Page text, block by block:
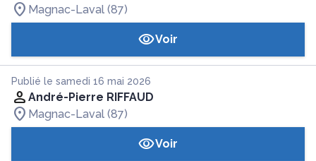
Magnac-Laval (87)
Voir
Publié le samedi 16 mai 2026
André-Pierre RIFFAUD
Magnac-Laval (87)
Voir